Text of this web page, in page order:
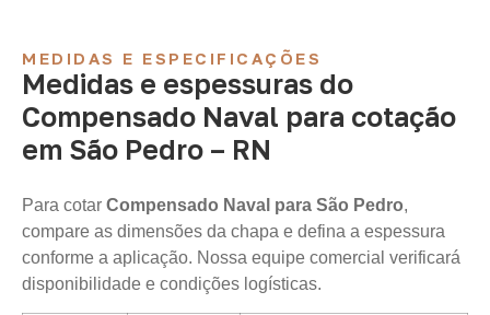
MEDIDAS E ESPECIFICAÇÕES
Medidas e espessuras do
Compensado Naval para cotação
em São Pedro – RN
Para cotar Compensado Naval para São Pedro,
compare as dimensões da chapa e defina a espessura
conforme a aplicação. Nossa equipe comercial verificará
disponibilidade e condições logísticas.